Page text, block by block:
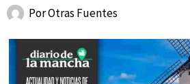
PorOtras Fuentes